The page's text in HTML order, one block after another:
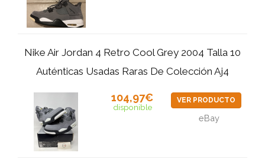
Nike Air Jordan 4 Retro Cool Grey 2004 Talla 10
Auténticas Usadas Raras De Colección Aj4
104,97€
disponible
VER PRODUCTO
eBay